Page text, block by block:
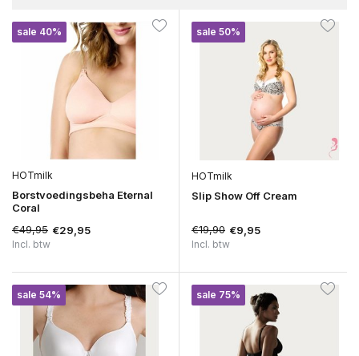
sale 40%
HOTmilk
Borstvoedingsbeha Eternal
Coral
€49,95 €29,95
Incl. btw
sale 50%
HOTmilk
Slip Show Off Cream
€19,90 €9,95
Incl. btw
sale 54% sale 75%